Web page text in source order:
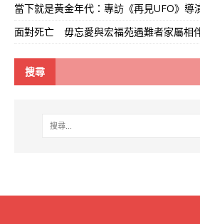
當下就是黃金年代：專訪《再見UFO》導
面對死亡 毋忘愛與宏福苑遇難者家屬相
搜尋